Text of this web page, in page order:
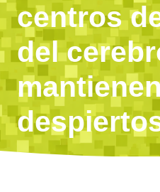
centros
del